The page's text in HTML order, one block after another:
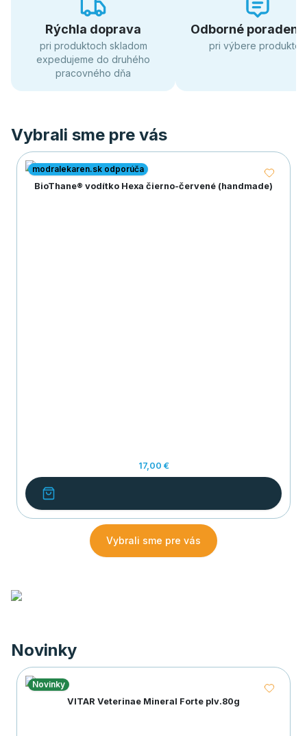
Rýchla doprava
pri produktoch skladom
expedujeme do druhého
pracovného dňa
Odborné
pri výbere produktov
Novinky
Novinky
VITAR Veterinae Mineral Forte plv.80g
Vybrali sme pre vás
modralekaren.sk odporúča
BioThane® vodítko Hexa čierno-červené (handmade)
17,00 €
Vybrali sme pre vás